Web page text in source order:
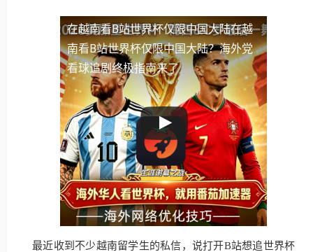
在越南看B站世界杯仅限中国大陆在越
南看B站世界杯仅限中国大陆？海外党
看球追剧终极指南来了
最近收到不少越南留学生的私信，说打开B站想追世界杯